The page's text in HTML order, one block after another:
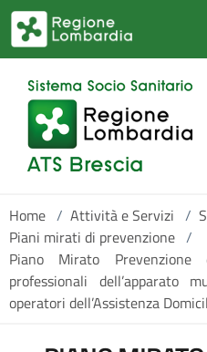
Salta al contenuto principale
Home / Attività e Servizi /
Piani mirati di prevenzione /
Piano Mirato
professionali dell’apparato
operatori dell’Assistenza